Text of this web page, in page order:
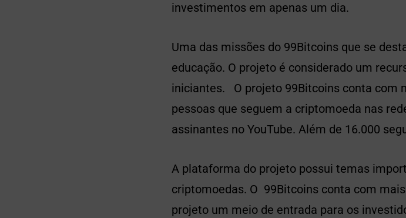
investimentos em apenas um dia.
Uma das missões do 99Bitcoins que se
educação. O projeto é considerado um
iniciantes. O projeto 99Bitcoins conta com
pessoas que seguem a criptomoeda nas
assinantes no YouTube. Além de 16.000
A plataforma do projeto possui temas
criptomoedas. O 99Bitcoins conta com
projeto um meio de entrada para os